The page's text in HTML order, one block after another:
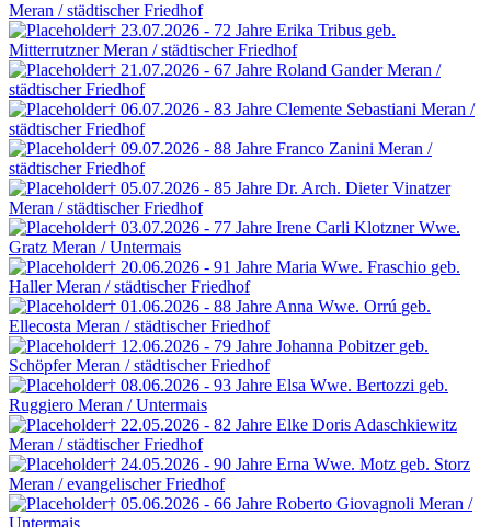
Meran / städtischer Friedhof
† 23.07.2026 - 72 Jahre Erika Tribus geb.
MitterrutznerMeran / städtischer Friedhof
† 21.07.2026 - 67 Jahre Roland GanderMeran /
städtischer Friedhof
† 06.07.2026 - 83 Jahre Clemente Sebastiani Meran /
städtischer Friedhof
† 09.07.2026 - 88 Jahre Franco Zanini Meran /
städtischer Friedhof
† 05.07.2026 - 85 Jahre Dr. Arch. Dieter Vinatzer
Meran / städtischer Friedhof
† 03.07.2026 - 77 Jahre Irene Carli KlotznerWwe.
Gratz Meran / Untermais
† 20.06.2026 - 91 Jahre Maria Wwe. Fraschio geb.
HallerMeran / städtischer Friedhof
† 01.06.2026 - 88 Jahre Anna Wwe. Orrú geb.
Ellecosta Meran / städtischer Friedhof
† 12.06.2026 - 79 Jahre Johanna Pobitzer geb.
SchöpferMeran / städtischer Friedhof
† 08.06.2026 - 93 Jahre Elsa Wwe. Bertozzi geb.
Ruggiero Meran / Untermais
† 22.05.2026 - 82 Jahre Elke Doris Adaschkiewitz
Meran / städtischer Friedhof
† 24.05.2026 - 90 Jahre Erna Wwe. Motz geb. Storz
Meran / evangelischer Friedhof
† 05.06.2026 - 66 Jahre Roberto Giovagnoli Meran /
Untermais